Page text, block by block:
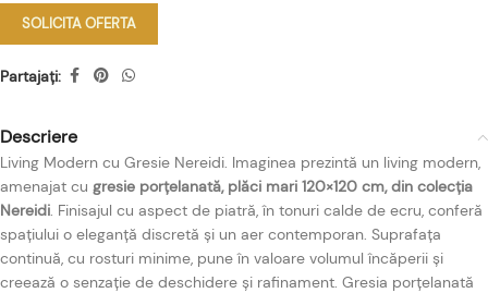
SOLICITA OFERTA
Partajați:
Descriere
Living Modern cu Gresie Nereidi. Imaginea prezintă un living modern,
amenajat cu gresie porțelanată, plăci mari 120×120 cm, din colecția
Nereidi. Finisajul cu aspect de piatră, în tonuri calde de ecru, conferă
spațiului o eleganță discretă și un aer contemporan. Suprafața
continuă, cu rosturi minime, pune în valoare volumul încăperii și
creează o senzație de deschidere și rafinament. Gresia porțelanată